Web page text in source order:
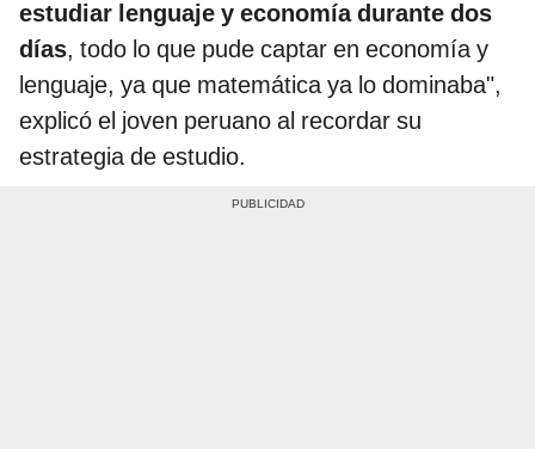
estudiar lenguaje y economía durante dos
días, todo lo que pude captar en economía y
lenguaje, ya que matemática ya lo dominaba",
explicó el joven peruano al recordar su
estrategia de estudio.